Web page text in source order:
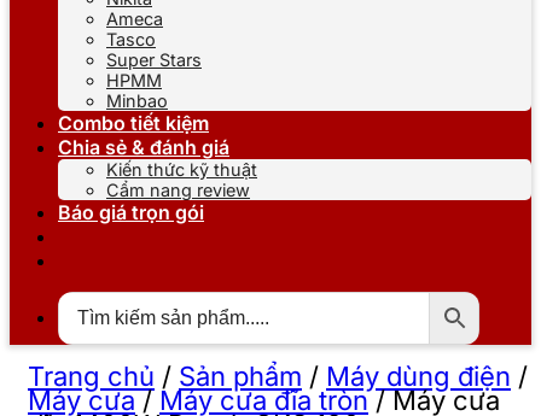
Ameca
Tasco
Super Stars
HPMM
Minbao
Combo tiết kiệm
Chia sẻ & đánh giá
Kiến thức kỹ thuật
Cẩm nang review
Báo giá trọn gói
Trang chủ / Sản phẩm / Máy dùng điện /
Máy cưa/ Máy cưa đĩa tròn/Máy cưa